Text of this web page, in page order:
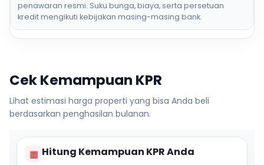
penawaran resmi. Suku bunga, biaya, serta persetuan
kredit mengikuti kebijakan masing-masing bank.
Cek Kemampuan KPR
Lihat estimasi harga properti yang bisa Anda beli
berdasarkan penghasilan bulanan.
▦ Hitung Kemampuan KPR Anda